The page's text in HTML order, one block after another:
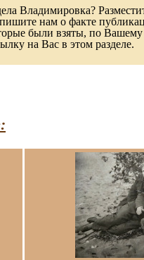
Владимировка?
нам о факте
были взяты, по
на Вас в этом разделе.